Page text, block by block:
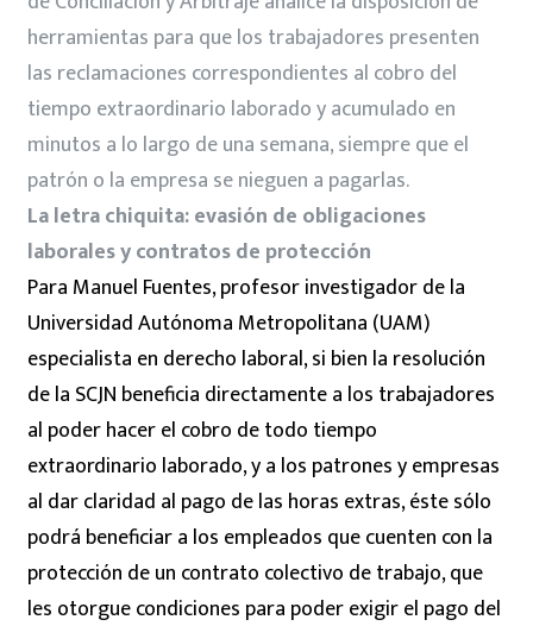
herramientas para que los trabajadores presenten
las reclamaciones correspondientes al cobro del
tiempo extraordinario laborado y acumulado en
minutos a lo largo de una semana, siempre que el
patrón o la empresa se nieguen a pagarlas.
La letra chiquita: evasión de obligaciones
laborales y contratos de protección
Para Manuel Fuentes, profesor investigador de la
Universidad Autónoma Metropolitana (UAM)
especialista en derecho laboral, si bien la resolución
de la SCJN beneficia directamente a los trabajadores
al poder hacer el cobro de todo tiempo
extraordinario laborado, y a los patrones y empresas
al dar claridad al pago de las horas extras, éste sólo
podrá beneficiar a los empleados que cuenten con la
protección de un contrato colectivo de trabajo, que
les otorgue condiciones para poder exigir el pago del